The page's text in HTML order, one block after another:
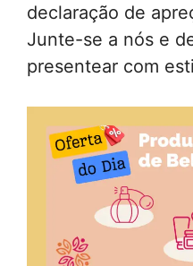
declaração de
Junte-se a nós e
presentear com